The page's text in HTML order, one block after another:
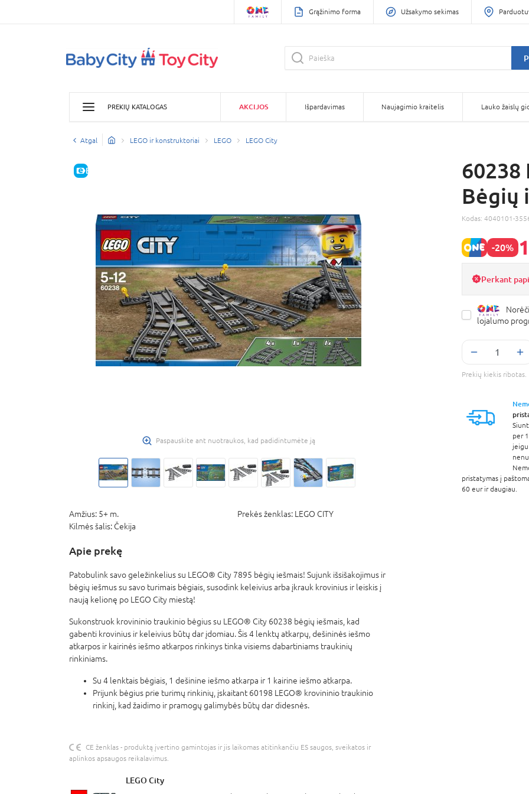
Grąžinimo forma Užsakymo sekimas
PREKIŲ KATALOGAS AKCIJOS Išpardavimas Naujagimio kraitelis Lauko žaislų
Atgal LEGO ir konstruktoriai LEGO LEGO City
E-KAINA
Paspauskite ant nuotraukos, kad padidintumėte ją
Amžius: 5+ m. Prekės ženklas: LEGO CITY
Kilmės šalis: Čekija
Apie prekę
Patobulink savo geležinkelius su LEGO® City 7895 bėgių iešmais! Sujunk išsišakojimus ir
bėgių iešmus su savo turimais bėgiais, susodink keleivius arba įkrauk krovinius ir leiskis į
naują kelionę po LEGO City miestą!
Sukonstruok krovininio traukinio bėgius su LEGO® City 60238 bėgių iešmais, kad
gabenti krovinius ir keleivius būtų dar įdomiau. Šis 4 lenktų atkarpų, dešininės iešmo
atkarpos ir kairinės iešmo atkarpos rinkinys tinka visiems dabartiniams traukinių
rinkiniams.
Su 4 lenktais bėgiais, 1 dešinine iešmo atkarpa ir 1 kairine iešmo atkarpa.
Prijunk bėgius prie turimų rinkinių, įskaitant 60198 LEGO® krovininio traukinio
rinkinį, kad žaidimo ir pramogų galimybės būtų dar didesnės.
CE ženklas - produktą įvertino gamintojas ir jis laikomas atitinkančiu ES saugos, sveikatos ir
aplinkos apsaugos reikalavimus.
LEGO City
60238
Bėgių
Kodas: 4040101-
-20%
Perkant
lojalumo
Prekių kiekis
per
pristatymas į
60 eur ir daugiau.